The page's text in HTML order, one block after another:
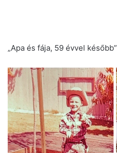
„Apa és fája, 59 évvel később”